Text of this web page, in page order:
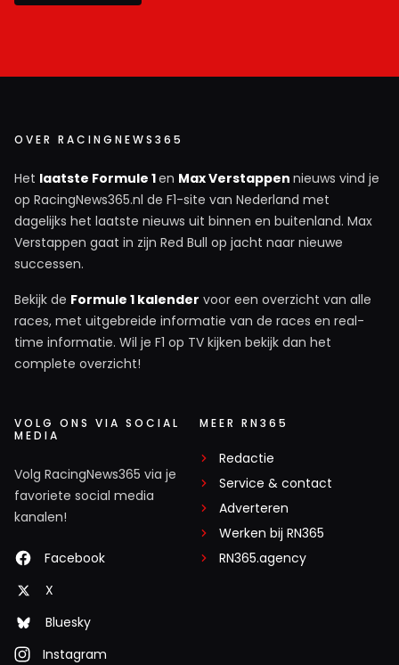
OVER RACINGNEWS365
Het laatste Formule 1en Max Verstappen nieuws vind je
op RacingNews365.nl de F1-site van Nederland met
dagelijks het laatste nieuws uit binnen en buitenland. Max
Verstappen gaat in zijn Red Bull op jacht naar nieuwe
successen.
Bekijk de Formule 1 kalender voor een overzicht van alle
races, met uitgebreide informatie van de races en real-
time informatie. Wil je F1 op TV kijken bekijk dan het
complete overzicht!
VOLG ONS VIA SOCIAL
MEDIA
Volg RacingNews365 via je
favoriete social media
kanalen!
Facebook
X
Bluesky
Instagram
MEER RN365
Redactie
Service & contact
Adverteren
Werken bij RN365
RN365.agency